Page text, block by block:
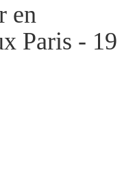
en
Paris - 19